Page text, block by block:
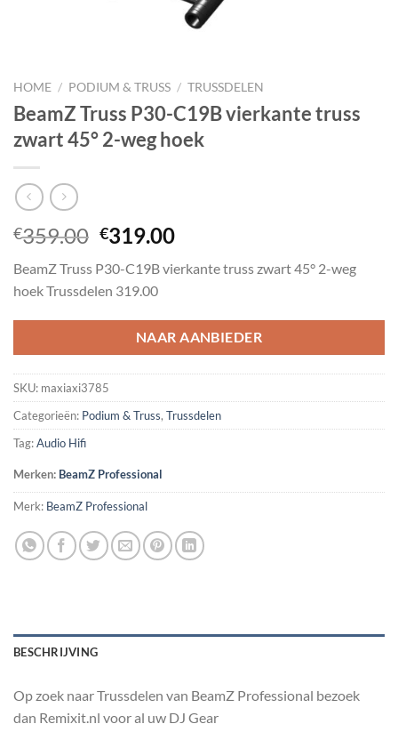
HOME / PODIUM & TRUSS / TRUSSDELEN
BeamZ Truss P30-C19B vierkante truss
zwart 45° 2-weg hoek
€359.00 Oorspronkelijke
was:
€359.00.
€319.00Huidige
is:
BeamZ Truss P30-C19B vierkante truss zwart 45° 2-weg
hoek Trussdelen 319.00
NAAR AANBIEDER
SKU: maxiaxi3785
Categorieën: Podium & Truss, Trussdelen
Tag:Audio Hifi
Merken: BeamZ Professional
Merk: BeamZ Professional
BESCHRIJVING
Op zoek naar Trussdelen van BeamZ Professional bezoek
dan Remixit.nl voor al uw DJ Gear